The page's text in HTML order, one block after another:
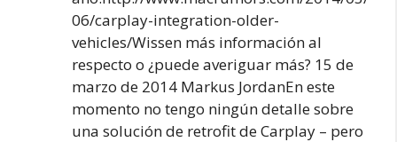
06/carplay-integration-older-
vehicles/Wissen más información al
respecto o ¿puede averiguar más? 15 de
marzo de 2014 Markus JordanEn este
momento no tengo ningún detalle sobre
una solución de retrofit de Carplay – pero